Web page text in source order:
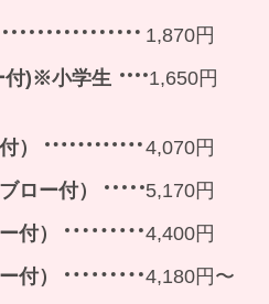
1,870円
付)※小学生
1,650円
）
4,070円
ロー付）
5,170円
付）
4,400円
付）
4,180円〜